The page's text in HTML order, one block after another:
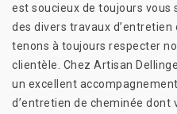
est soucieux de toujours
des divers travaux d’entretien
tenons à toujours respecter
clientèle. Chez Artisan
un excellent
d’entretien de cheminée dont